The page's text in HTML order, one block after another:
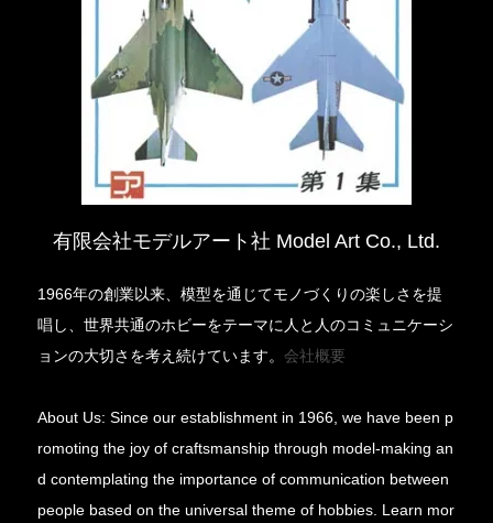
有限会社モデルアート社 Model Art Co., Ltd.
1966年の創業以来、模型を通じてモノづくりの楽しさを提
唱し、世界共通のホビーをテーマに人と人のコミュニケーシ
ョンの大切さを考え続けています。会社概要
About Us: Since our establishment in 1966, we have been p
romoting the joy of craftsmanship through model-making an
d contemplating the importance of communication between
people based on the universal theme of hobbies. Learn mor